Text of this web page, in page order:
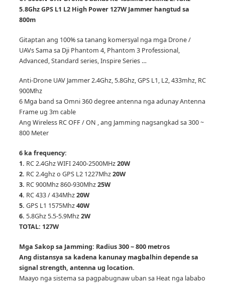
5.8Ghz GPS L1 L2 High Power 127W Jammer hangtud sa
800m
Gitaptan ang 100% sa tanang komersyal nga mga Drone /
UAVs Sama sa Dji Phantom 4, Phantom 3 Professional,
Advanced, Standard series, Inspire Series …
Anti-Drone UAV Jammer 2.4Ghz, 5.8Ghz, GPS L1, L2, 433mhz, RC
900Mhz
6 Mga band sa Omni 360 degree antenna nga adunay Antenna
Frame ug 3m cable
Ang Wireless RC OFF / ON , ang Jamming nagsangkad sa 300 ~
800 Meter
6 ka frequency:
1. RC 2.4Ghz WIFI 2400-2500MHz20W
2. RC 2.4ghz o GPS L2 1227Mhz20W
3. RC 900Mhz 860-930Mhz25W
4. RC 433 / 434Mhz20W
5. GPS L1 1575Mhz40W
6. 5.8Ghz 5.5-5.9Mhz2W
TOTAL: 127W
Mga Sakop sa Jamming: Radius 300 ~ 800 metros
Ang distansya sa kadena kanunay magbalhin depende sa
signal strength, antenna ug location.
Maayo nga sistema sa pagpabugnaw uban sa Heat nga lababo